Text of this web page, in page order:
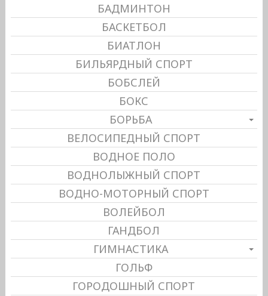
БАДМИНТОН
БАСКЕТБОЛ
БИАТЛОН
БИЛЬЯРДНЫЙ СПОРТ
БОБСЛЕЙ
БОКС
БОРЬБА
ВЕЛОСИПЕДНЫЙ СПОРТ
ВОДНОЕ ПОЛО
ВОДНОЛЫЖНЫЙ СПОРТ
ВОДНО-МОТОРНЫЙ СПОРТ
ВОЛЕЙБОЛ
ГАНДБОЛ
ГИМНАСТИКА
ГОЛЬФ
ГОРОДОШНЫЙ СПОРТ